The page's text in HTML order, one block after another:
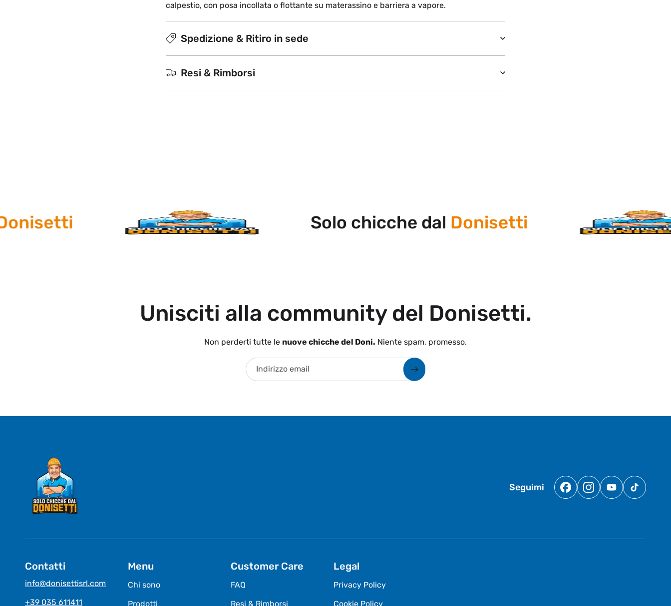
calpestio, con posa incollata o flottante su materassino e barriera a vapore.
Spedizione & Ritiro in sede
Resi & Rimborsi
Solo chicche dalDonisetti
Unisciti alla community del Donisetti.
Non perderti tutte le nuove chicche del Doni. Niente spam, promesso.
Indirizzo email
Seguimi
FacebookInstagram
YouTubeTikTok
Contatti
info@donisettisrl.com
+39 035 611411
Menu
Chi sono
Prodotti
Customer Care
FAQ
Resi & Rimborsi
Legal
Privacy Policy
Cookie Policy